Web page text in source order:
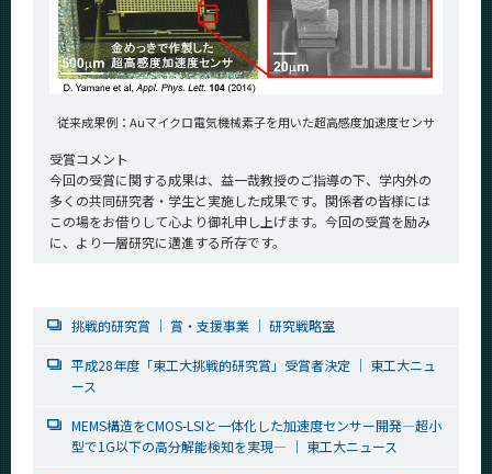
従来成果例：Auマイクロ電気機械素子を用いた超高感度加速度センサ
受賞コメント
今回の受賞に関する成果は、益一哉教授のご指導の下、学内外の
多くの共同研究者・学生と実施した成果です。関係者の皆様には
この場をお借りして心より御礼申し上げます。今回の受賞を励み
に、より一層研究に邁進する所存です。
挑戦的研究賞 ｜ 賞・支援事業 ｜ 研究戦略室
平成28年度「東工大挑戦的研究賞」受賞者決定 ｜ 東工大ニュ
ース
MEMS構造をCMOS-LSIと一体化した加速度センサー開発―超小
型で1G以下の高分解能検知を実現― ｜ 東工大ニュース